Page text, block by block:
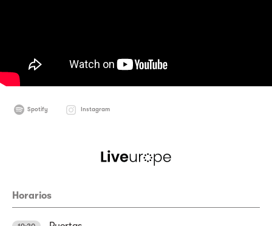
Spotify Instagram
Horarios